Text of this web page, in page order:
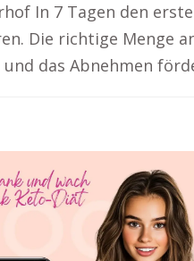
In 7 Tagen den
Die richtige Menge
das Abnehmen